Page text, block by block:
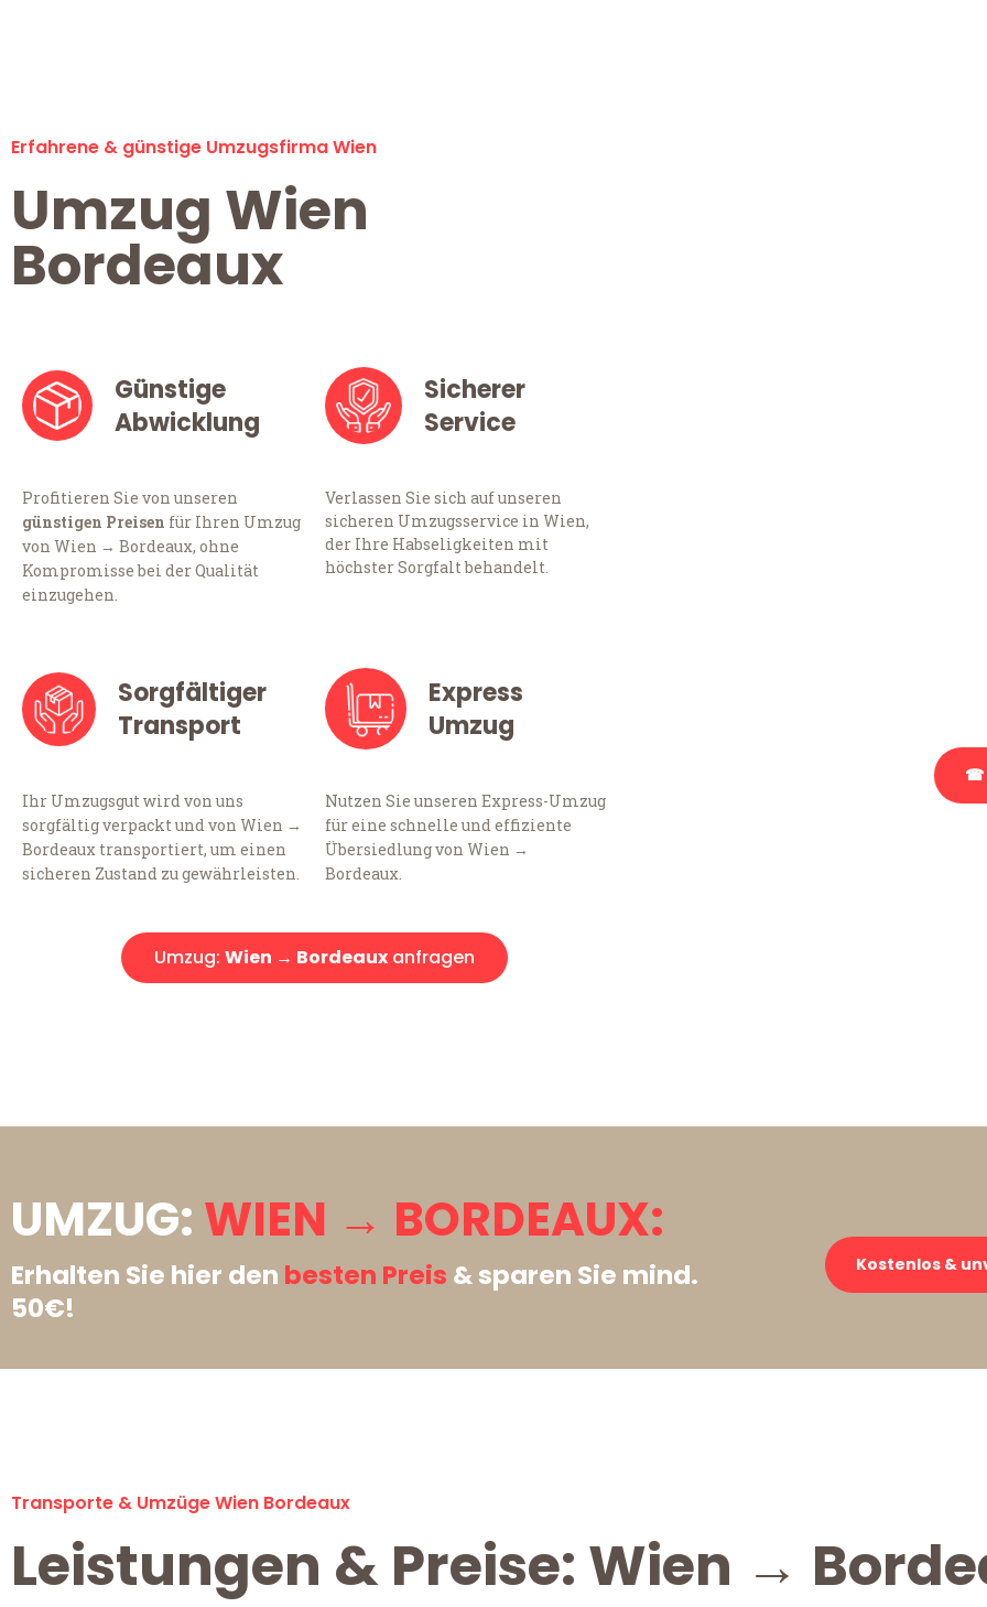
Erfahrene & günstige Umzugsfirma Wien
Umzug Wien
Bordeaux
Günstige
Abwicklung
Profitieren Sie von unseren
günstigen Preisen für Ihren Umzug
von Wien → Bordeaux, ohne
Kompromisse bei der Qualität
einzugehen.
Sicherer
Service
Verlassen Sie sich auf unseren
sicheren Umzugsservice in Wien,
der Ihre Habseligkeiten mit
höchster Sorgfalt behandelt.
Sorgfältiger
Transport
Ihr Umzugsgut wird von uns
sorgfältig verpackt und von Wien →
Bordeaux transportiert, um einen
sicheren Zustand zu gewährleisten.
Express
Umzug
Nutzen Sie unseren Express-Umzug
für eine schnelle und effiziente
Übersiedlung von Wien →
Bordeaux.
Umzug: Wien → Bordeauxanfragen
☎
UMZUG: WIEN → BORDEAUX:
Erhalten Sie hier den besten Preis & sparen Sie mind.
50€!
Kostenlos &
Transporte & Umzüge Wien Bordeaux
Leistungen & Preise: Wien →